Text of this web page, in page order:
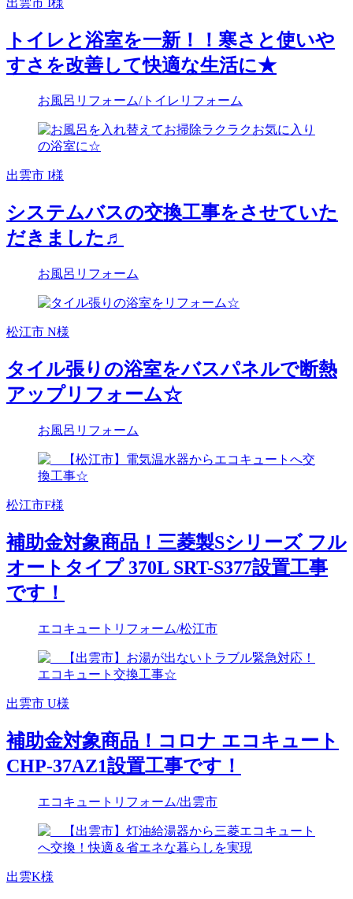
トイレと浴室を一新！！寒さと使いや
すさを改善して快適な生活に★
お風呂リフォーム/トイレリフォーム
出雲市 I様
システムバスの交換工事をさせていた
だきました♬
お風呂リフォーム
松江市 N様
タイル張りの浴室をバスパネルで断熱
アップリフォーム☆
お風呂リフォーム
松江市F様
補助金対象商品！三菱製Sシリーズ フル
オートタイプ 370L SRT-S377設置工事
です！
エコキュートリフォーム/松江市
出雲市 U様
補助金対象商品！コロナ エコキュート
CHP-37AZ1設置工事です！
エコキュートリフォーム/出雲市
出雲K様